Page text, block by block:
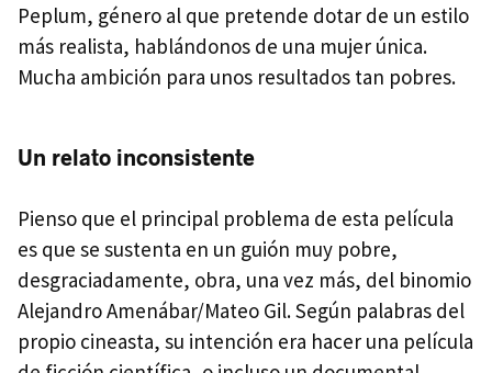
Peplum, género al que pretende dotar de un estilo
más realista, hablándonos de una mujer única.
Mucha ambición para unos resultados tan pobres.
Un relato inconsistente
Pienso que el principal problema de esta película
es que se sustenta en un guión muy pobre,
desgraciadamente, obra, una vez más, del binomio
Alejandro Amenábar/Mateo Gil. Según palabras del
propio cineasta, su intención era hacer una película